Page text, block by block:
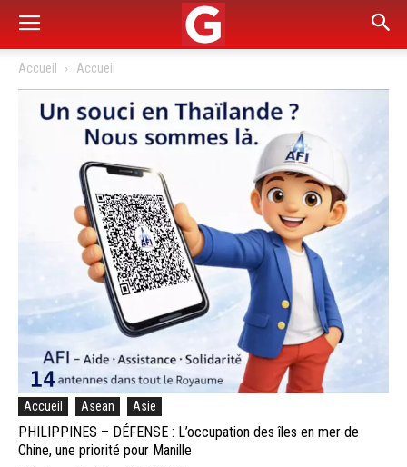
Accueil Accueil
Accueil Asean Asie
PHILIPPINES – DÉFENSE : L’occupation des îles en mer de
Chine, une priorité pour Manille